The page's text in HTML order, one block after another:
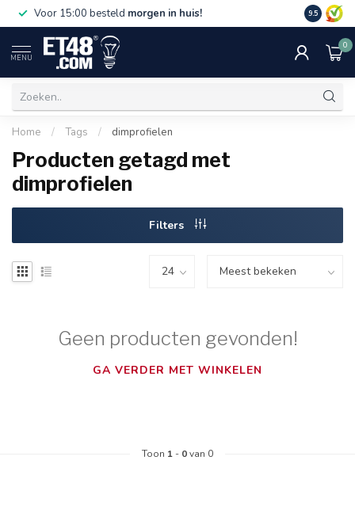
Voor 15:00 besteld morgen in huis! Gratis
€75,-.
9.5
MENU
0
Home / Tags / dimprofielen
Producten getagd met
dimprofielen
Filters
Geen producten gevonden!
GA VERDER MET WINKELEN
Toon 1 - 0van 0